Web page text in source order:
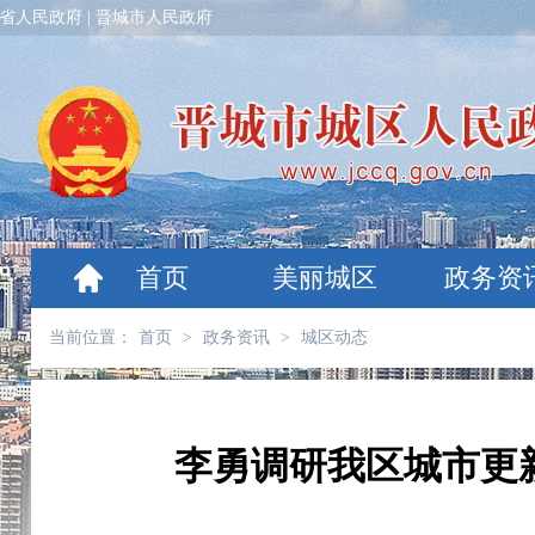
人民政府 晋城市人民政府
首页 美丽城区 政务资
当前位置： 首页 > 政务资讯 > 城区动态
李勇调研我区城市更